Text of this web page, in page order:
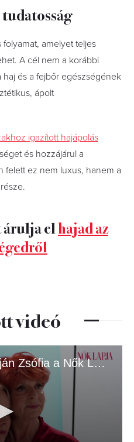
amelyet teljes
A cél nem a korábbi
haj és a fejbőr egészségének
ápolt
igazított hajápolás
és hozzájárul a
felett ez nem luxus, hanem a
árulja elhajad az
videó
Hernádi Judit és Tarján Zsófia a Nők Lapja címlapján.mp4